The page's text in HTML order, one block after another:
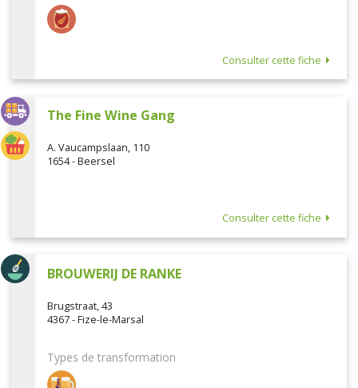
Consulter cette fiche
The Fine Wine Gang
A. Vaucampslaan, 110
1654 - Beersel
Consulter cette fiche
BROUWERIJ DE RANKE
Brugstraat, 43
4367 - Fize-le-Marsal
Types de transformation